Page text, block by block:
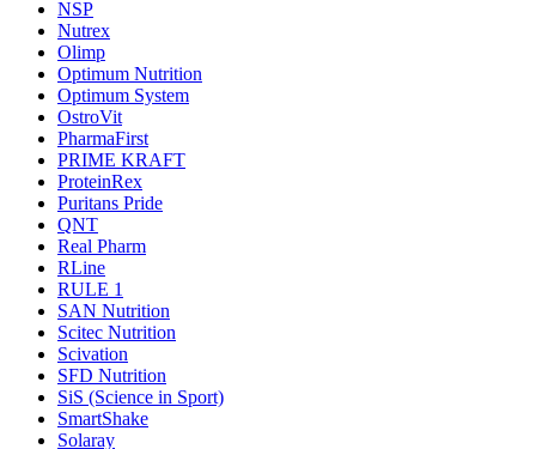
NSP
Nutrex
Olimp
Optimum Nutrition
Optimum System
OstroVit
PharmaFirst
PRIME KRAFT
ProteinRex
Puritans Pride
QNT
Real Pharm
RLine
RULE 1
SAN Nutrition
Scitec Nutrition
Scivation
SFD Nutrition
SiS (Science in Sport)
SmartShake
Solaray